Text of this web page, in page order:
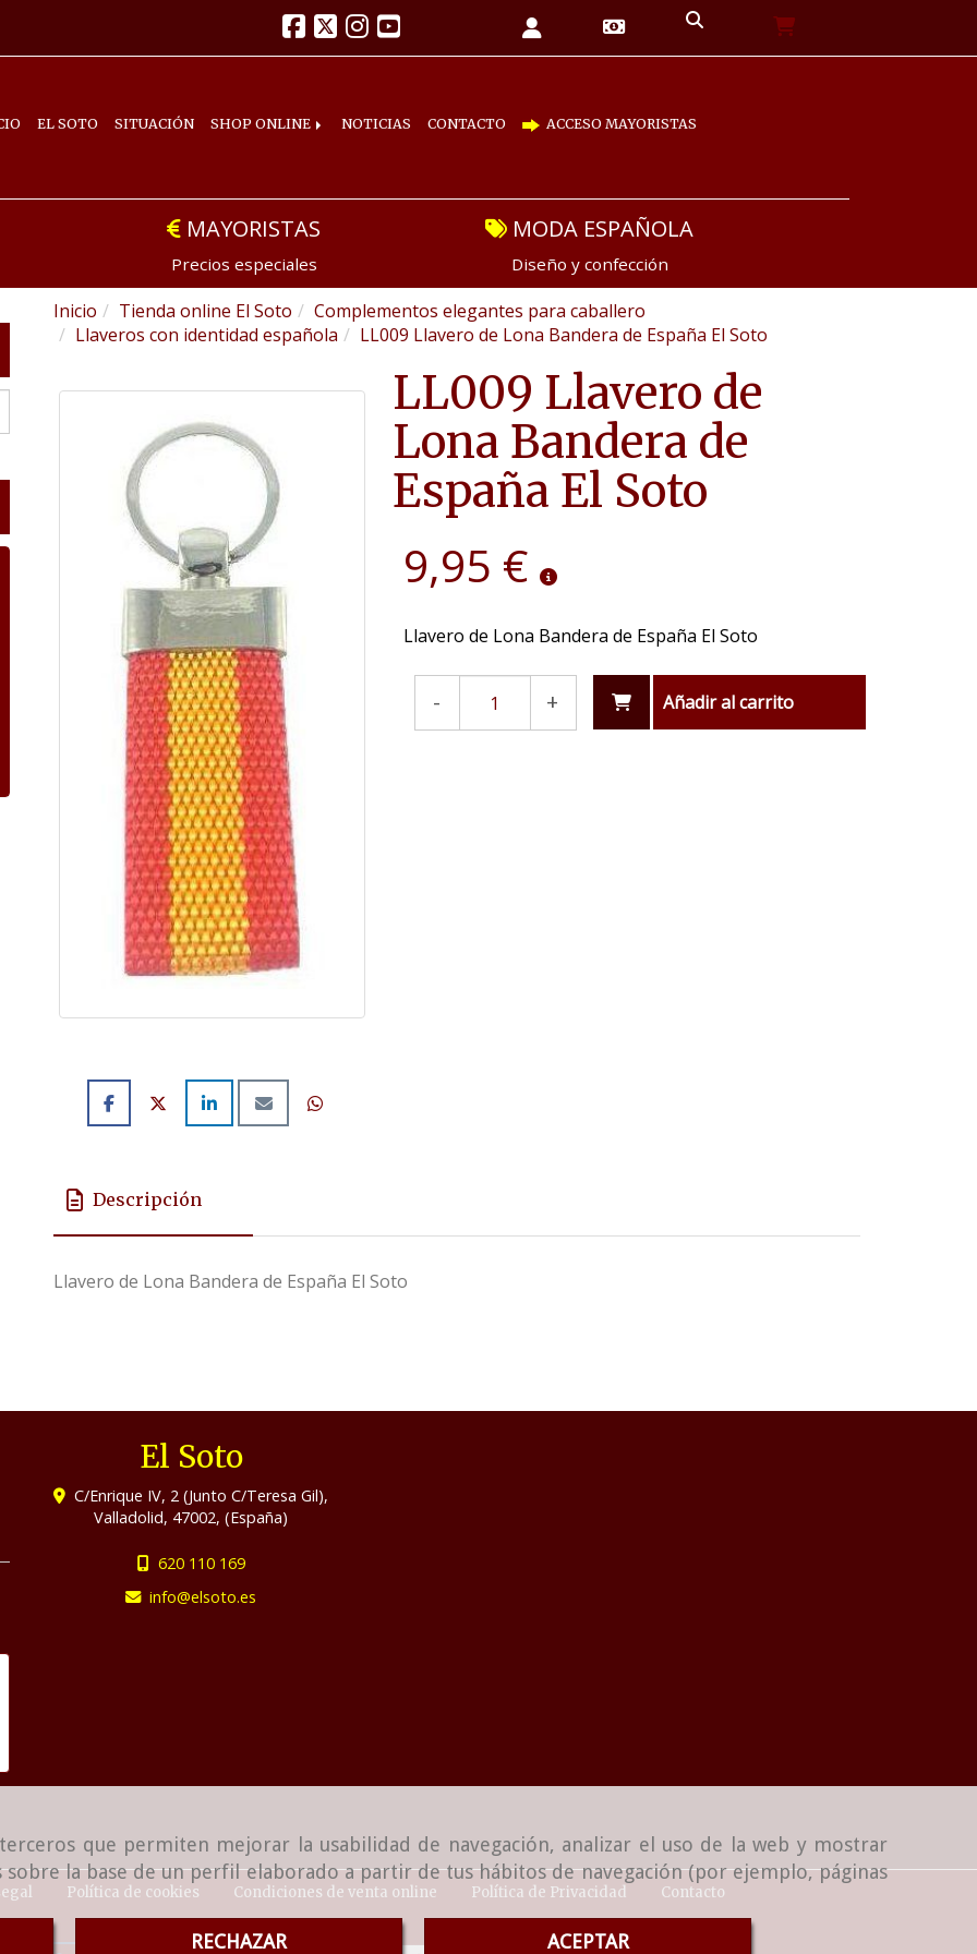
que permiten mejorar la usabilidad de navegación, analizar el uso de la web y mostrar
la base de un perfil elaborado a partir de tus hábitos de navegación (por ejemplo, páginas
RECHAZAR ACEPTAR
EL SOTO SITUACIÓN SHOP ONLINE NOTICIAS CONTACTO ACCESO MAYORISTAS
MAYORISTAS
Precios especiales
MODA ESPAÑOLA
Diseño y confección
Inicio Tienda online El Soto
Complementos elegantes para caballero
Llaveros con identidad española
LL009 Llavero de Lona Bandera de España El Soto
LL009 Llavero de
Lona Bandera de
España El Soto
9,95 €
Llavero de Lona Bandera de España El Soto
- + Añadir al carrito
Descripción
Llavero de Lona Bandera de España El Soto
El Soto
C/Enrique IV, 2 (Junto C/Teresa Gil),
Valladolid, 47002,(España)
620 110 169
info
elsoto.es
Política de cookies Condiciones de venta online Política de Privacidad Contacto